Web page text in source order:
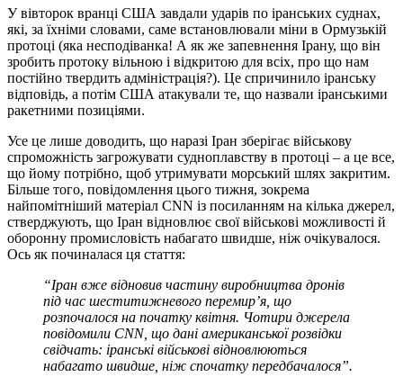
У вівторок вранці США завдали ударів по іранських суднах,
які, за їхніми словами, саме встановлювали міни в Ормузькій
протоці (яка несподіванка! А як же запевнення Ірану, що він
зробить протоку вільною і відкритою для всіх, про що нам
постійно твердить адміністрація?). Це спричинило іранську
відповідь, а потім США атакували те, що назвали іранськими
ракетними позиціями.
Усе це лише доводить, що наразі Іран зберігає військову
спроможність загрожувати судноплавству в протоці – а це все,
що йому потрібно, щоб утримувати морський шлях закритим.
Більше того, повідомлення цього тижня, зокрема
найпомітніший матеріал CNN із посиланням на кілька джерел,
стверджують, що Іран відновлює свої військові можливості й
оборонну промисловість набагато швидше, ніж очікувалося.
Ось як починалася ця стаття:
“Іран вже відновив частину виробництва дронів
під час шеститижневого перемир’я, що
розпочалося на початку квітня. Чотири джерела
повідомили CNN, що дані американської розвідки
свідчать: іранські військові відновлюються
набагато швидше, ніж спочатку передбачалося”.